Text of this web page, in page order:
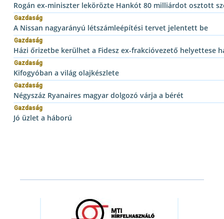
Rogán ex-miniszter lekörözte Hankót 80 milliárdot osztott
Gazdaság
A Nissan nagyarányú létszámleépítési tervet jelentett be
Gazdaság
Házi őrizetbe kerülhet a Fidesz ex-frakcióvezető helyettese
Gazdaság
Kifogyóban a világ olajkészlete
Gazdaság
Négyszáz Ryanaires magyar dolgozó várja a bérét
Gazdaság
Jó üzlet a háború